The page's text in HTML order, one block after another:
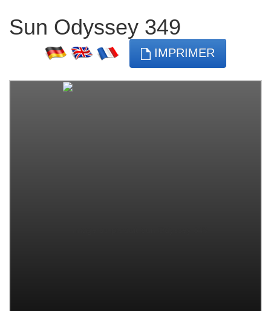
Sun Odyssey 349
IMPRIMER